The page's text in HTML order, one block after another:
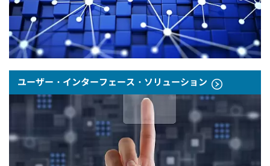
ユーザー・インターフェース・ソリューション